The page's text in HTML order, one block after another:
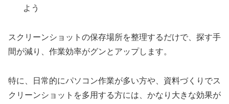
よう
スクリーンショットの保存場所を整理するだけで、探す手
間が減り、作業効率がグンとアップします。
特に、日常的にパソコン作業が多い方や、資料づくりでス
クリーンショットを多用する方には、かなり大きな効果が